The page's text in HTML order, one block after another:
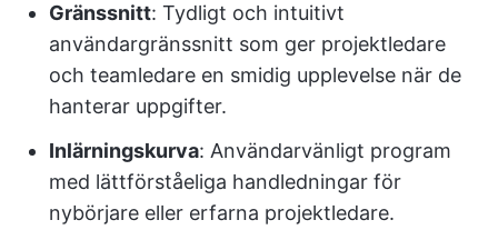
Gränssnitt: Tydligt och intuitivt
användargränssnitt som ger projektledare
och teamledare en smidig upplevelse när de
hanterar uppgifter.
Inlärningskurva: Användarvänligt program
med lättförståeliga handledningar för
nybörjare eller erfarna projektledare.